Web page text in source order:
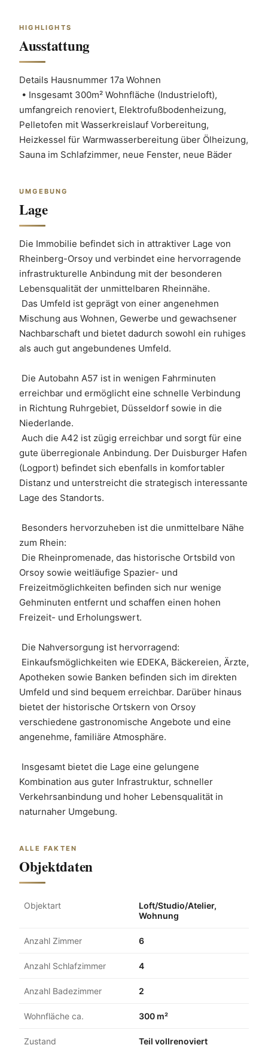
HIGHLIGHTS
Ausstattung
Details Hausnummer 17a Wohnen
umfangreich renoviert, Elektrofußbodenheizung,
Pelletofen mit Wasserkreislauf Vorbereitung,
Heizkessel für Warmwasserbereitung über Ölheizung,
Sauna im Schlafzimmer, neue Fenster, neue Bäder
UMGEBUNG
Lage
Die Immobilie befindet sich in attraktiver Lage von
Rheinberg-Orsoy und verbindet eine hervorragende
infrastrukturelle Anbindung mit der besonderen
Lebensqualität der unmittelbaren Rheinnähe.
Mischung aus Wohnen, Gewerbe und gewachsener
Nachbarschaft und bietet dadurch sowohl ein ruhiges
als auch gut angebundenes Umfeld.
erreichbar und ermöglicht eine schnelle Verbindung
in Richtung Ruhrgebiet, Düsseldorf sowie in die
Niederlande.
gute überregionale Anbindung. Der Duisburger Hafen
(Logport) befindet sich ebenfalls in komfortabler
Distanz und unterstreicht die strategisch interessante
Lage des Standorts.
zum Rhein:
Orsoy sowie weitläufige Spazier- und
Freizeitmöglichkeiten befinden sich nur wenige
Gehminuten entfernt und schaffen einen hohen
Freizeit- und Erholungswert.
Die Nahversorgung ist hervorragend:
Apotheken sowie Banken befinden sich im direkten
Umfeld und sind bequem erreichbar. Darüber hinaus
bietet der historische Ortskern von Orsoy
verschiedene gastronomische Angebote und eine
angenehme, familiäre Atmosphäre.
Kombination aus guter Infrastruktur, schneller
Verkehrsanbindung und hoher Lebensqualität in
naturnaher Umgebung.
ALLE FAKTEN
Objektdaten
Objektart
Loft/Studio/Atelier,
Wohnung
Anzahl Zimmer 6
Anzahl Schlafzimmer 4
Anzahl Badezimmer 2
Wohnfläche ca. 300 m²
Zustand Teil vollrenoviert